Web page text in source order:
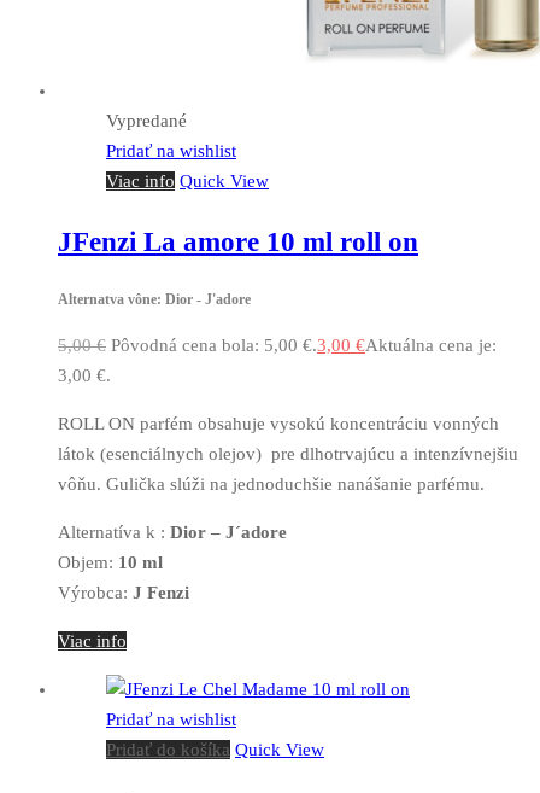
Vypredané
Pridať na wishlist
Viac info Quick View
JFenzi La amore 10 ml roll on
Alternatva vône: Dior - J'adore
5,00€ Pôvodná cena bola: 5,00 €.3,00 €Aktuálna cena je:
3,00 €.
ROLL ON parfém obsahuje vysokú koncentráciu vonných
látok (esenciálnych olejov) pre dlhotrvajúcu a intenzívnejšiu
vôňu. Gulička slúži na jednoduchšie nanášanie parfému.
Alternatíva k : Dior – J´adore
Objem: 10 ml
Výrobca: J Fenzi
Viac info
Pridať na wishlist
Pridať do košíka Quick View